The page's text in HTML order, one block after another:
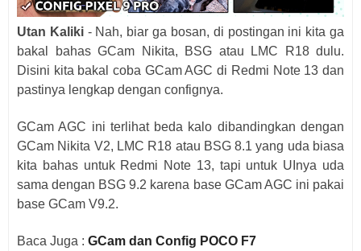
Utan Kaliki - Nah, biar ga bosan, di postingan ini kita ga
bakal bahas GCam Nikita, BSG atau LMC R18 dulu.
Disini kita bakal coba GCam AGC di Redmi Note 13 dan
pastinya lengkap dengan confignya.
GCam AGC ini terlihat beda kalo dibandingkan dengan
GCam Nikita V2, LMC R18 atau BSG 8.1 yang uda biasa
kita bahas untuk Redmi Note 13, tapi untuk UInya uda
sama dengan BSG 9.2 karena base GCam AGC ini pakai
base GCam V9.2.
Baca Juga : GCam dan Config POCO F7